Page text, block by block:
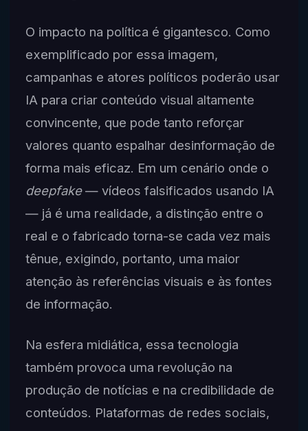
O impacto na política é gigantesco. Como
exemplificado por essa imagem,
campanhas e atores políticos poderão usar
IA para criar conteúdo visual altamente
convincente, que pode tanto reforçar
valores quanto espalhar desinformação de
forma mais eficaz. Em um cenário onde o
deepfake— vídeos falsificados usando IA
— já é uma realidade, a distinção entre o
real e o fabricado torna-se cada vez mais
tênue, exigindo, portanto, uma maior
atenção às referências visuais e às fontes
de informação.
Na esfera midiática, essa tecnologia
também provoca uma revolução na
produção de notícias e na credibilidade de
conteúdos. Plataformas de redes sociais,